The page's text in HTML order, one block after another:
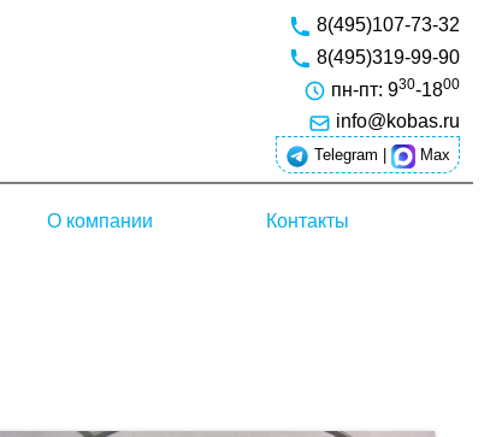
8(495)107-73-32
8(495)319-99-90
пн-пт: 930-1800
info@kobas.ru
Telegram Max
О компании Контакты